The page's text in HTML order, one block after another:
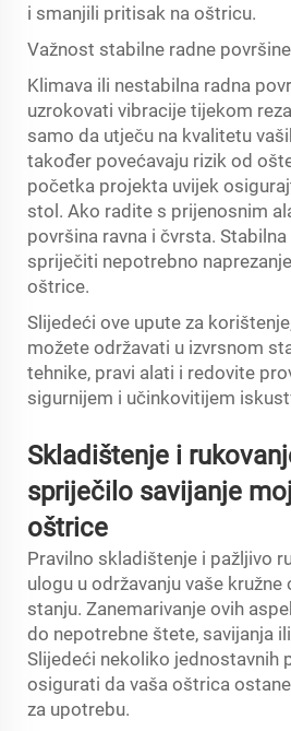
i smanjili pritisak na oštricu.
Važnost stabilne radne površine
Klimava ili nestabilna radna
uzrokovati vibracije tijekom
samo da utječu na kvalitetu
također povećavaju rizik od
početka projekta uvijek
stol. Ako radite s prijenosnim
površina ravna i čvrsta.
spriječiti nepotrebno
oštrice.
Slijedeći ove upute za
možete održavati u izvrsnom
tehnike, pravi alati i redovite
sigurnijem i učinkovitijem
Skladištenje i
spriječilo savijanje
oštrice
Pravilno skladištenje i pažljivo
ulogu u održavanju vaše
stanju. Zanemarivanje ovih
do nepotrebne štete, savijanja
Slijedeći nekoliko jednostavnih
osigurati da vaša oštrica
za upotrebu.